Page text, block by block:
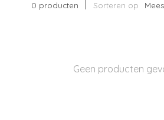
0 producten Sorteren op
Geen producten